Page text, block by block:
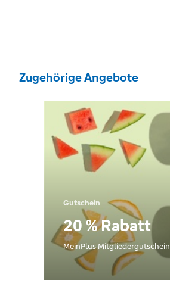
Zugehörige Angebote
Gutschein
20 % Rabatt
MeinPlus Mitgliedergutschein